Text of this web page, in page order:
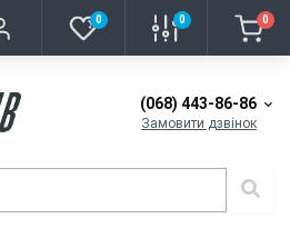
0 0 0
(068) 443-86-86
Замовити дзвінок